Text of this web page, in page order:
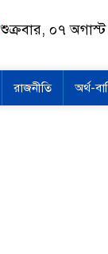
শুক্রবার, ০৭
রাজনীতি অর্থ-